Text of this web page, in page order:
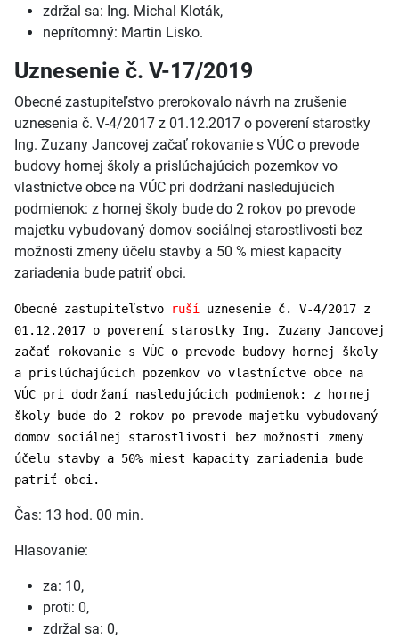
zdržal sa: Ing. Michal Kloták,
neprítomný: Martin Lisko.
Uznesenie č. V-17/2019
Obecné zastupiteľstvo prerokovalo návrh na zrušenie
uznesenia č. V-4/2017 z 01.12.2017 o poverení starostky
Ing. Zuzany Jancovej začať rokovanie s VÚC o prevode
budovy hornej školy a prislúchajúcich pozemkov vo
vlastníctve obce na VÚC pri dodržaní nasledujúcich
podmienok: z hornej školy bude do 2 rokov po prevode
majetku vybudovaný domov sociálnej starostlivosti bez
možnosti zmeny účelu stavby a 50 % miest kapacity
zariadenia bude patriť obci.
Obecné zastupiteľstvo ruší
uznesenie č. V-4/2017 z
01.12.2017 o poverení starostky Ing. Zuzany Jancovej
začať rokovanie s VÚC o prevode budovy hornej školy
a prislúchajúcich pozemkov vo vlastníctve obce na
VÚC pri dodržaní nasledujúcich podmienok: z hornej
školy bude do 2 rokov po prevode majetku vybudovaný
domov sociálnej starostlivosti bez možnosti zmeny
účelu stavby a 50% miest kapacity zariadenia bude
patriť obci.
Čas: 13 hod. 00 min.
Hlasovanie:
za: 10,
proti: 0,
zdržal sa: 0,